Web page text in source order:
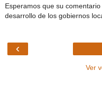
Esperamos que su
desarrollo de los gobiernos
‹
Ver